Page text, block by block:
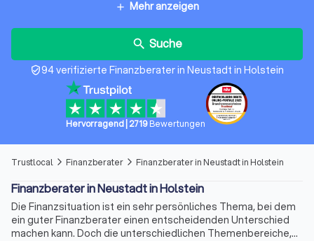
add Mehr anzeigen
search Suche
verified_user94 verifizierte Finanzberater in Neustadt in Holstein
Hervorragend 2719Bewertungen
Trustlocal arrow_forward_ios Finanzberater arrow_forward_ios Finanzberater in Neustadt in Holstein
Finanzberater in Neustadt in Holstein
Die Finanzsituation ist ein sehr persönliches Thema, bei dem
ein guter Finanzberater einen entscheidenden Unterschied
machen kann. Doch die unterschiedlichen Themenbereiche,